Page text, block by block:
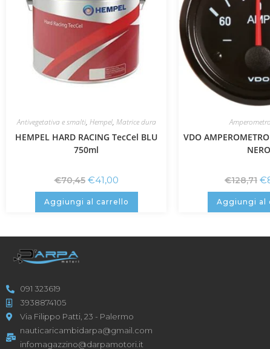
Antivegetativa e smalti, Hempel, Matrice dura
HEMPEL HARD RACING TecCel BLU
750ml
€70,45 €41,00
Aggiungi al carrello
Amperometro
VDO
NERO
€128,71 €
Aggiungi al
091 323619
3938874105
Via Filippo Patti, 23 - Palermo
nauticaricambidarpa@gmail.com
infomagazzino@darpamotori.it